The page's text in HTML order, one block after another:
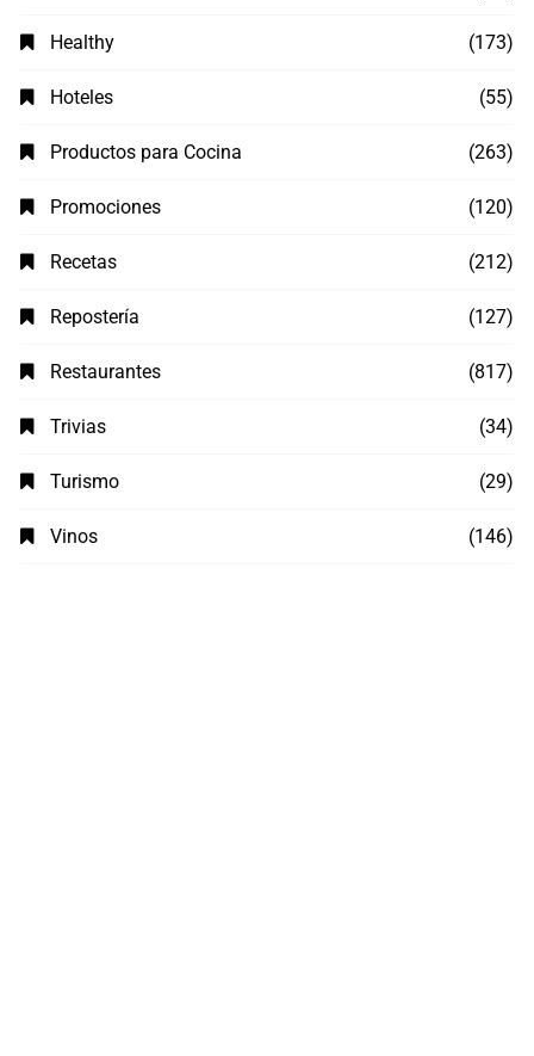
Healthy (173)
Hoteles (55)
Productos para Cocina (263)
Promociones (120)
Recetas (212)
Repostería (127)
Restaurantes (817)
Trivias (34)
Turismo (29)
Vinos (146)